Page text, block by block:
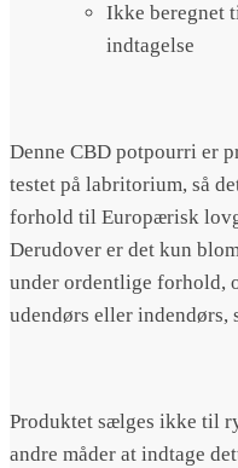
Ikke beregnet
indtagelse
Denne CBD potpourri er
testet på labritorium, så
forhold til Europærisk
Derudover er det kun
under ordentlige forhold,
udendørs eller indendørs,
Produktet sælges ikke til
andre måder at indtage